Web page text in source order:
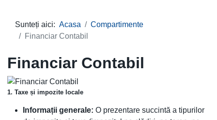
Sunteți aici: Acasa
Compartimente
Financiar Contabil
Financiar Contabil
1. Taxe și impozite locale
Informații generale: O prezentare succintă a tipurilor